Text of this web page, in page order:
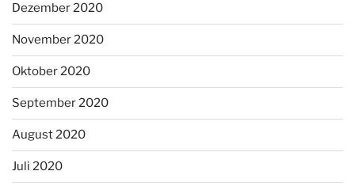
Dezember 2020
November 2020
Oktober 2020
September 2020
August 2020
Juli 2020